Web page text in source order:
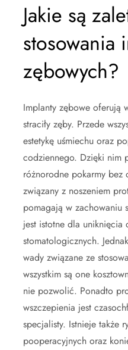
Jakie są
stosowania
zębowych?
Implanty zębowe oferują
straciły zęby. Przede
estetykę uśmiechu oraz
codziennego. Dzięki nim
różnorodne pokarmy
związany z noszeniem
pomagają w zachowaniu
jest istotne dla uniknięcia
stomatologicznych.
wady związane ze
wszystkim są one
nie pozwolić. Ponadto
wszczepienia jest
specjalisty. Istnieje także
pooperacyjnych oraz